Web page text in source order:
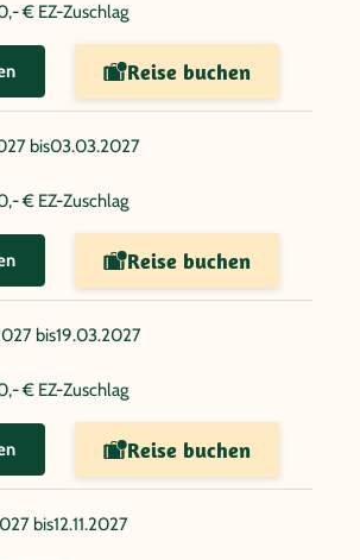
€ EZ-Zuschlag
Reise buchen
bis03.03.2027
€ EZ-Zuschlag
Reise buchen
bis19.03.2027
€ EZ-Zuschlag
Reise buchen
bis12.11.2027